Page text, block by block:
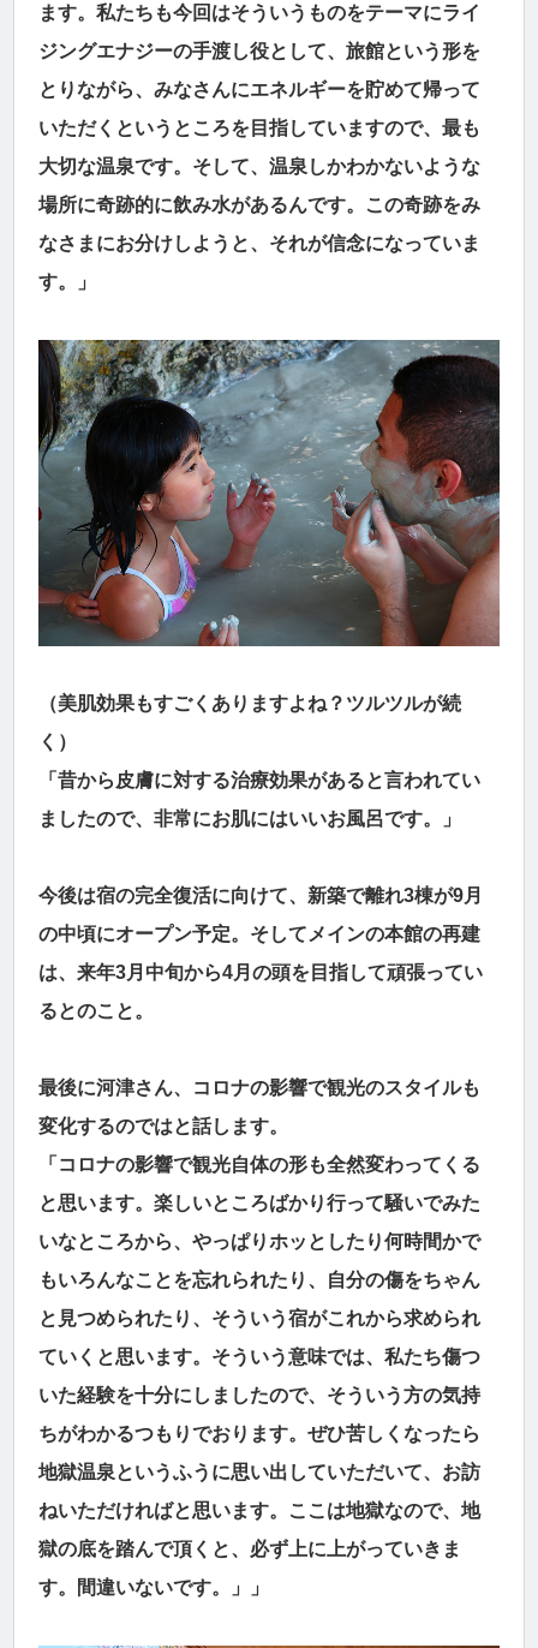
ます。私たちも今回はそういうものをテーマにライ
ジングエナジーの手渡し役として、旅館という形を
とりながら、みなさんにエネルギーを貯めて帰って
いただくというところを目指していますので、最も
大切な温泉です。そして、温泉しかわかないような
場所に奇跡的に飲み水があるんです。この奇跡をみ
なさまにお分けしようと、それが信念になっていま
す。」
（美肌効果もすごくありますよね？ツルツルが続
く）
「昔から皮膚に対する治療効果があると言われてい
ましたので、非常にお肌にはいいお風呂です。」
今後は宿の完全復活に向けて、新築で離れ3棟が9月
の中頃にオープン予定。そしてメインの本館の再建
は、来年3月中旬から4月の頭を目指して頑張ってい
るとのこと。
最後に河津さん、コロナの影響で観光のスタイルも
変化するのではと話します。
「コロナの影響で観光自体の形も全然変わってくる
と思います。楽しいところばかり行って騒いでみた
いなところから、やっぱりホッとしたり何時間かで
もいろんなことを忘れられたり、自分の傷をちゃん
と見つめられたり、そういう宿がこれから求められ
ていくと思います。そういう意味では、私たち傷つ
いた経験を十分にしましたので、そういう方の気持
ちがわかるつもりでおります。ぜひ苦しくなったら
地獄温泉というふうに思い出していただいて、お訪
ねいただければと思います。ここは地獄なので、地
獄の底を踏んで頂くと、必ず上に上がっていきま
す。間違いないです。」」